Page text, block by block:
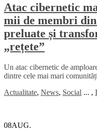
Atac cibernetic
mii de membri
preluate și
„rețete”
Un atac cibernetic de
dintre cele mai mari
Actualitate, News, Social ... ,
08AUG.